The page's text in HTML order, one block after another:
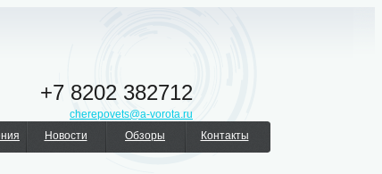
+7 8202 382712
cherepovets@a-vorota.ru
Новости Обзоры Контакты